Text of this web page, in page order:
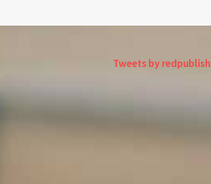
Tweets by redpublish